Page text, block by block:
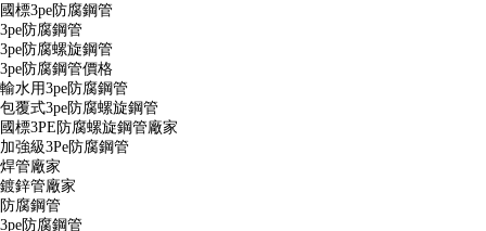
國標3pe防腐鋼管
3pe防腐鋼管
3pe防腐螺旋鋼管
3pe防腐鋼管價格
輸水用3pe防腐鋼管
包覆式3pe防腐螺旋鋼管
國標3PE防腐螺旋鋼管廠家
加強級3Pe防腐鋼管
焊管廠家
鍍鋅管廠家
防腐鋼管
3pe防腐鋼管